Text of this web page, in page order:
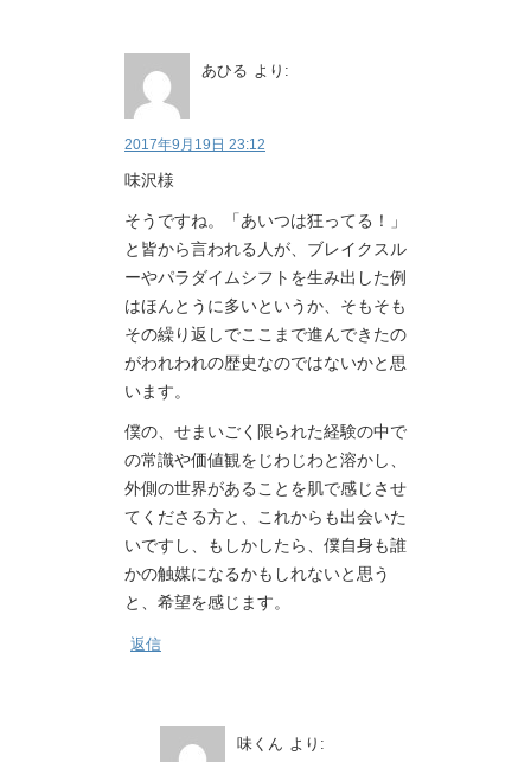
あひる より:
2017年9月19日 23:12
味沢様
そうですね。「あいつは狂ってる！」
と皆から言われる人が、ブレイクスル
ーやパラダイムシフトを生み出した例
はほんとうに多いというか、そもそも
その繰り返しでここまで進んできたの
がわれわれの歴史なのではないかと思
います。
僕の、せまいごく限られた経験の中で
の常識や価値観をじわじわと溶かし、
外側の世界があることを肌で感じさせ
てくださる方と、これからも出会いた
いですし、もしかしたら、僕自身も誰
かの触媒になるかもしれないと思う
と、希望を感じます。
返信
味くん より: